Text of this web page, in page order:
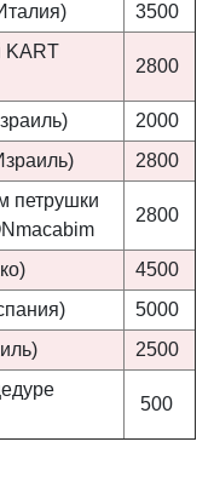
3500
KART
2800
2000
2800
петрушки
2800
4500
5000
2500
500